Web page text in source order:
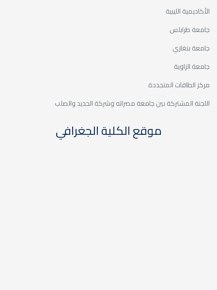
الأكاديمية الليبية
جامعة طرابلس
جامعة بنغازي
جامعة الزاوية
مركز الطاقات المتجددة
اللجنة المشتركة بين جامعة مصراته وشركة الحديد والصلب
موقع الكلية الجغرافي